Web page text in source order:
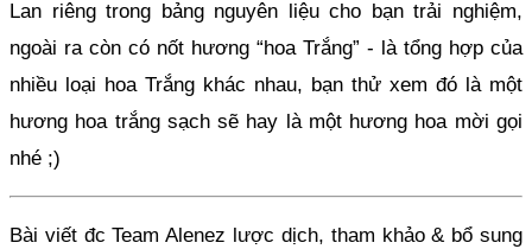
Lan riêng trong bảng nguyên liệu cho bạn trải nghiệm,
ngoài ra còn có nốt hương “hoa Trắng” - là tổng hợp của
nhiều loại hoa Trắng khác nhau, bạn thử xem đó là một
hương hoa trắng sạch sẽ hay là một hương hoa mời gọi
nhé ;)
Bài viết đc Team Alenez lược dịch, tham khảo & bổ sung